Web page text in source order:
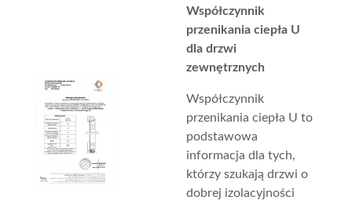
Współczynnik
przenikania ciepła U
dla drzwi
zewnętrznych
Współczynnik
przenikania ciepła U to
podstawowa
informacja dla tych,
którzy szukają drzwi o
dobrej izolacyjności